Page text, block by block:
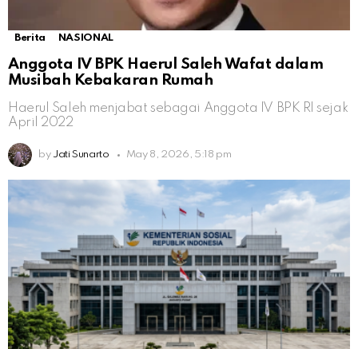
Berita NASIONAL
Anggota IV BPK Haerul Saleh Wafat dalam
Musibah Kebakaran Rumah
Haerul Saleh menjabat sebagai Anggota IV BPK RI sejak
April 2022
by Jati Sunarto May 8, 2026, 5:18 pm